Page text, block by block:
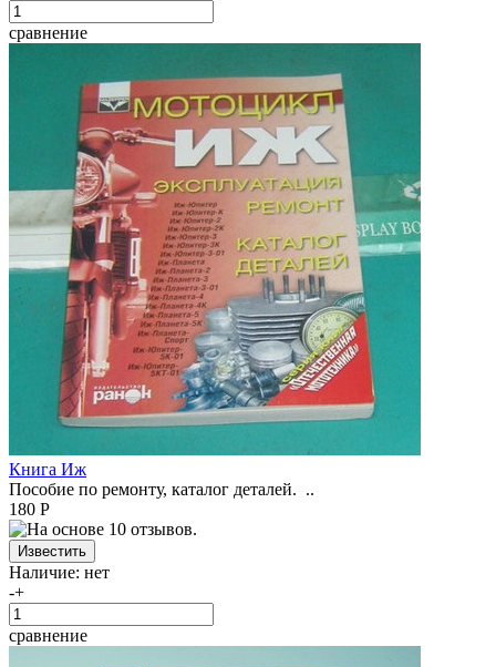
сравнение
Книга Иж
Пособие по ремонту, каталог деталей. ..
180 Р
Наличие: нет
-+
сравнение